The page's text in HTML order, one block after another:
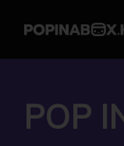
POP